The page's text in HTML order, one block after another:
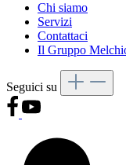
Chi siamo
Servizi
Contattaci
Il Gruppo
Seguici su